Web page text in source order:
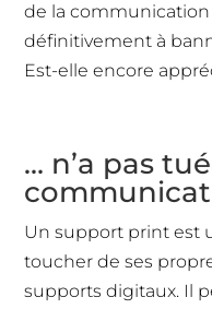
de la
définitivement à
Est-elle encore
… n’a pas
Un support print est
toucher de ses
supports digitaux. Il